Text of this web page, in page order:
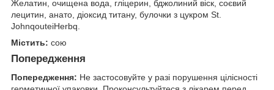
Желатин, очищена вода, гліцерин, бджолиний віск, соєвий
лецитин, анато, діоксид титану, булочки з цукром St.
JohnqouteiHerbq.
Містить: сою
Попередження
Попередження: Не застосовуйте у разі порушення цілісності